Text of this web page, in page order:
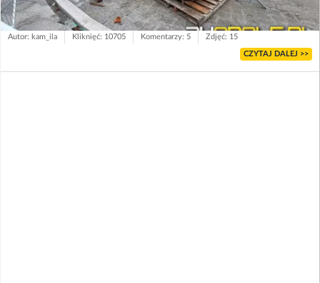
Autor: kam_ila Kliknięć: 10705 Komentarzy: 5 Zdjęć: 15
CZYTAJ DALEJ >>